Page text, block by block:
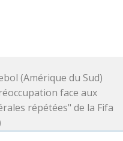
(Amérique du Sud)
face aux
répétées" de la Fifa